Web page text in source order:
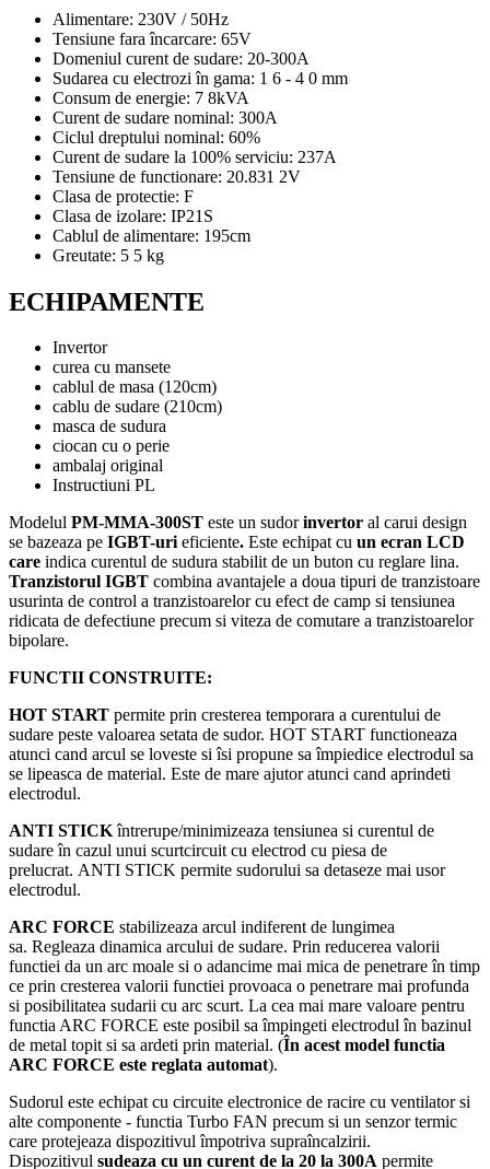
Alimentare: 230V / 50Hz
Tensiune fara încarcare: 65V
Domeniul curent de sudare: 20-300A
Sudarea cu electrozi în gama: 1 6 - 4 0 mm
Consum de energie: 7 8kVA
Curent de sudare nominal: 300A
Ciclul dreptului nominal: 60%
Curent de sudare la 100% serviciu: 237A
Tensiune de functionare: 20.831 2V
Clasa de protectie: F
Clasa de izolare: IP21S
Cablul de alimentare: 195cm
Greutate: 5 5 kg
ECHIPAMENTE
Invertor
curea cu mansete
cablul de masa (120cm)
cablu de sudare (210cm)
masca de sudura
ciocan cu o perie
ambalaj original
Instructiuni PL
Modelul PM-MMA-300ST este un sudorinvertor al carui design
se bazeaza pe IGBT-urieficiente. Este echipat cu un ecran LCD
care indica curentul de sudura stabilit de un buton cu reglare lina.
Tranzistorul IGBT combina avantajele a doua tipuri de tranzistoare
usurinta de control a tranzistoarelor cu efect de camp si tensiunea
ridicata de defectiune precum si viteza de comutare a tranzistoarelor
bipolare.
FUNCTII CONSTRUITE:
HOT START permite prin cresterea temporara a curentului de
sudare peste valoarea setata de sudor. HOT START functioneaza
atunci cand arcul se loveste si îsi propune sa împiedice electrodul sa
se lipeasca de material. Este de mare ajutor atunci cand aprindeti
electrodul.
ANTI STICKîntrerupe/minimizeaza tensiunea si curentul de
sudare în cazul unui scurtcircuit cu electrod cu piesa de
prelucrat. ANTI STICK permite sudorului sa detaseze mai usor
electrodul.
ARC FORCE stabilizeaza arcul indiferent de lungimea
sa. Regleaza dinamica arcului de sudare. Prin reducerea valorii
functiei da un arc moale si o adancime mai mica de penetrare în timp
ce prin cresterea valorii functiei provoaca o penetrare mai profunda
si posibilitatea sudarii cu arc scurt. La cea mai mare valoare pentru
functia ARC FORCE este posibil sa împingeti electrodul în bazinul
de metal topit si sa ardeti prin material. (În acest model functia
ARC FORCE este reglata automat).
Sudorul este echipat cu circuite electronice de racire cu ventilator si
alte componente - functia Turbo FAN precum si un senzor termic
care protejeaza dispozitivul împotriva supraîncalzirii.
Dispozitivul sudeaza cu un curent de la 20 la 300A permite